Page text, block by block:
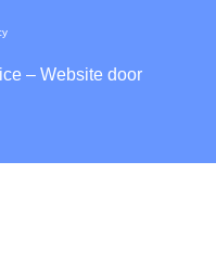
– Website door